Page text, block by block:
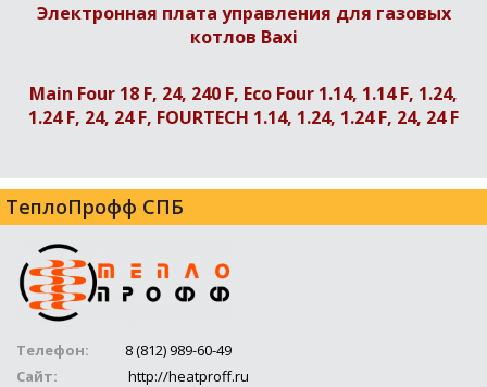
Электронная плата управления для газовых
котлов Baxi
Main Four 18 F, 24, 240 F, Eco Four 1.14, 1.14 F, 1.24,
1.24 F, 24, 24 F, FOURTECH 1.14, 1.24, 1.24 F, 24, 24 F
ТеплоПрофф СПБ
Телефон:
8 (812) 989-60-49
Сайт:
http://heatproff.ru